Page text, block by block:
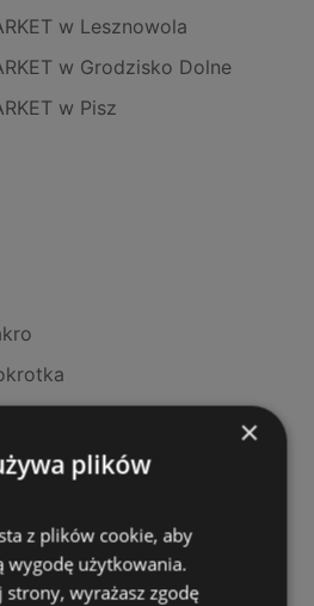
w Lesznowola
w Grodzisko Dolne
w Pisz
w Police
×
plików
z plików cookie, aby
wygodę użytkowania.
strony, wyrażasz zgodę